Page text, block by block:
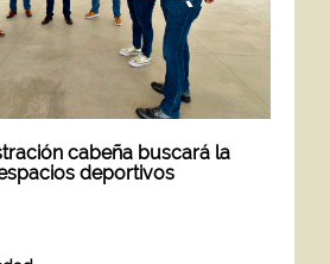
cabeña buscará la
deportivos